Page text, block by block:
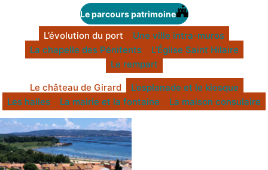
Le parcours patrimoine
L’évolution du port
Une ville intra-muros
La chapelle des Pénitents
L’Église Saint Hilaire
Le rempart
Le château de Girard
L’esplanade et le kiosque
Les halles
La mairie et la fontaine La maison consulaire